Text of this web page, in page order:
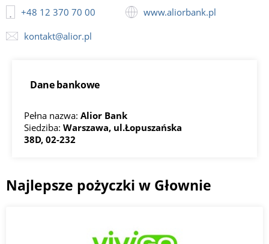
+48 12 370 70 00
www.aliorbank.pl
kontakt@alior.pl
Dane bankowe
Pełna nazwa: Alior Bank
Siedziba: Warszawa, ul.Łopuszańska
38D, 02-232
Najlepsze pożyczki w Głownie